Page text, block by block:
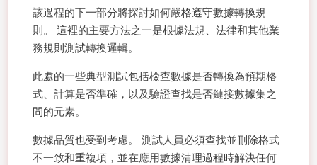
該過程的下一部分將探討如何嚴格遵守數據轉換規
則。 這裡的主要方法之一是根據法規、法律和其他業
務規則測試轉換邏輯。
此處的一些典型測試包括檢查數據是否轉換為預期格
式、計算是否準確，以及驗證查找是否鏈接數據集之
間的元素。
數據品質也受到考慮。 測試人員必須查找並刪除格式
不一致和重複項，並在應用數據清理過程時解決任何